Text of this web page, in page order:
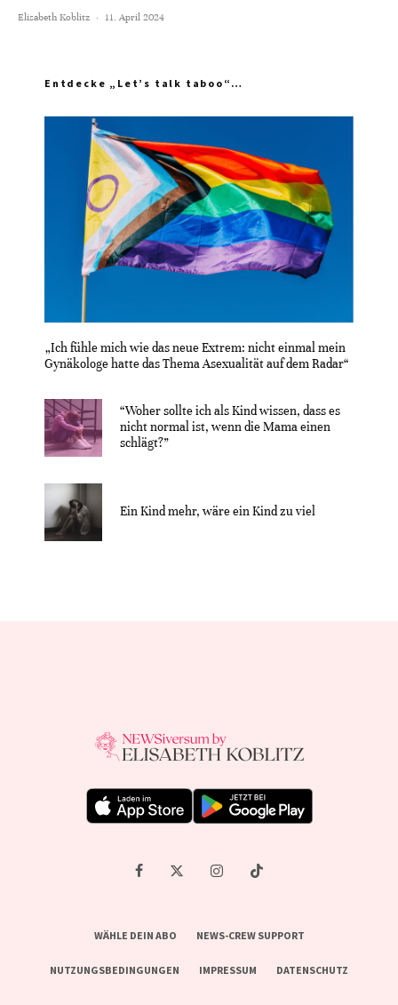
Elisabeth Koblitz · 11. April 2024
Entdecke „Let’s talk taboo“…
„Ich fühle mich wie das neue Extrem: nicht einmal mein
Gynäkologe hatte das Thema Asexualität auf dem Radar“
“Woher sollte ich als Kind wissen, dass es
nicht normal ist, wenn die Mama einen
schlägt?”
Ein Kind mehr, wäre ein Kind zu viel
WÄHLE DEIN ABO NEWS-CREW SUPPORT
NUTZUNGSBEDINGUNGEN IMPRESSUM DATENSCHUTZ